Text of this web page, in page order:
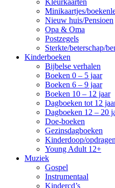
Kleurkaarten
Minikaartjes/
Nieuw huis/Pensioen
Opa & Oma
Postzegels
Sterkte/beterschap/
Kinderboeken
Bijbelse verhalen
Boeken 0 – 5 jaar
Boeken 6 – 9 jaar
Boeken 10 – 12 jaar
Dagboeken tot 12
Dagboeken 12 – 20
Doe-boeken
Gezinsdagboeken
Kinderdoop/opdragen
Young Adult 12+
Muziek
Gospel
Instrumentaal
Kindercd’s